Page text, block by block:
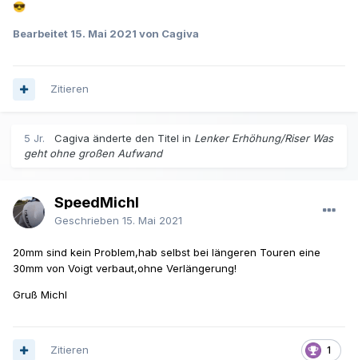
😎
Bearbeitet 15. Mai 2021 von Cagiva
Zitieren
5 Jr. Cagiva änderte den Titel in Lenker Erhöhung/Riser Was
geht ohne großen Aufwand
SpeedMichl
Geschrieben 15. Mai 2021
20mm sind kein Problem,hab selbst bei längeren Touren eine
30mm von Voigt verbaut,ohne Verlängerung!
Gruß Michl
1
Zitieren